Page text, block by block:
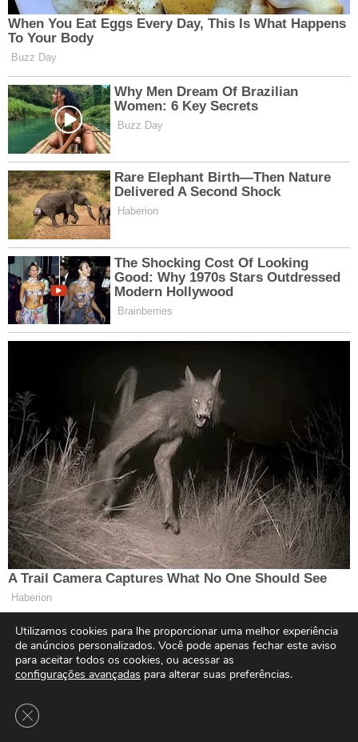
Utilizamos cookies para lhe proporcionar uma melhor experiência
de anúncios personalizados. Você pode apenas fechar este aviso
para aceitar todos os cookies, ou acessar as
configurações avançadas para alterar suas preferências.
Close GDPR Cookie Banner